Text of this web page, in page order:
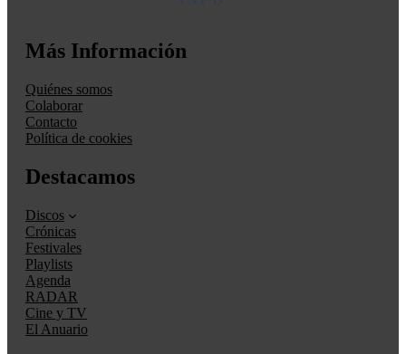
Más Información
Quiénes somos
Colaborar
Contacto
Política de cookies
Destacamos
Discos
Crónicas
Festivales
Playlists
Agenda
RADAR
Cine y TV
El Anuario